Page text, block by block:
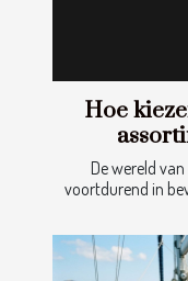
Hoe
De wereld
voortdurend in